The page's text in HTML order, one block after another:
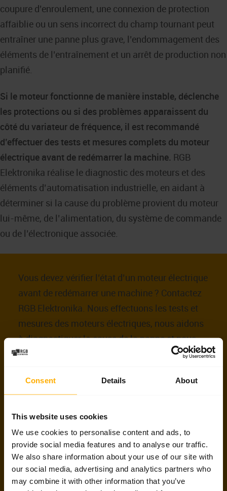
Consent Details About
This website uses cookies
We use cookies to personalise content and ads, to
provide social media features and to analyse our traffic.
We also share information about your use of our site with
our social media, advertising and analytics partners who
may combine it with other information that you’ve
coupure d’enroulement, une connexion de protection
affaiblie ou un sens incorrect du champ tournant peut
entraîner une panne plus grave, l’endommagement des
éléments de l’entraînement et un arrêt de production non
planifié.
Si le moteur fonctionne de manière instable, déclenche
les protections ou si des problèmes apparaissent du
côté du variateur de fréquence, il est recommandé
d’effectuer des tests et mesures complets du moteur
électrique avant de redémarrer la machine. RGB
Elektronika réalise le diagnostic des moteurs et des
éléments d’automatisation industrielle, en aidant à
déterminer si la cause du problème provient du moteur
lui-même, de l’alimentation, du système de commande
ou de l’électronique associée.
Vous devez vérifier l’état d’un moteur électrique
avant de redémarrer une machine ? Contactez
RGB Elektronika. Nous effectuons les tests et
mesures des moteurs électriques, nous aidons
à diagnostiquer la cause de la panne et nous
indiquons les prochaines actions de service
production coûteux.
Hotline service :
+48 717 500 983
Email boutique : biuro@sklep.rgbelektronika.pl
Demander une réparation